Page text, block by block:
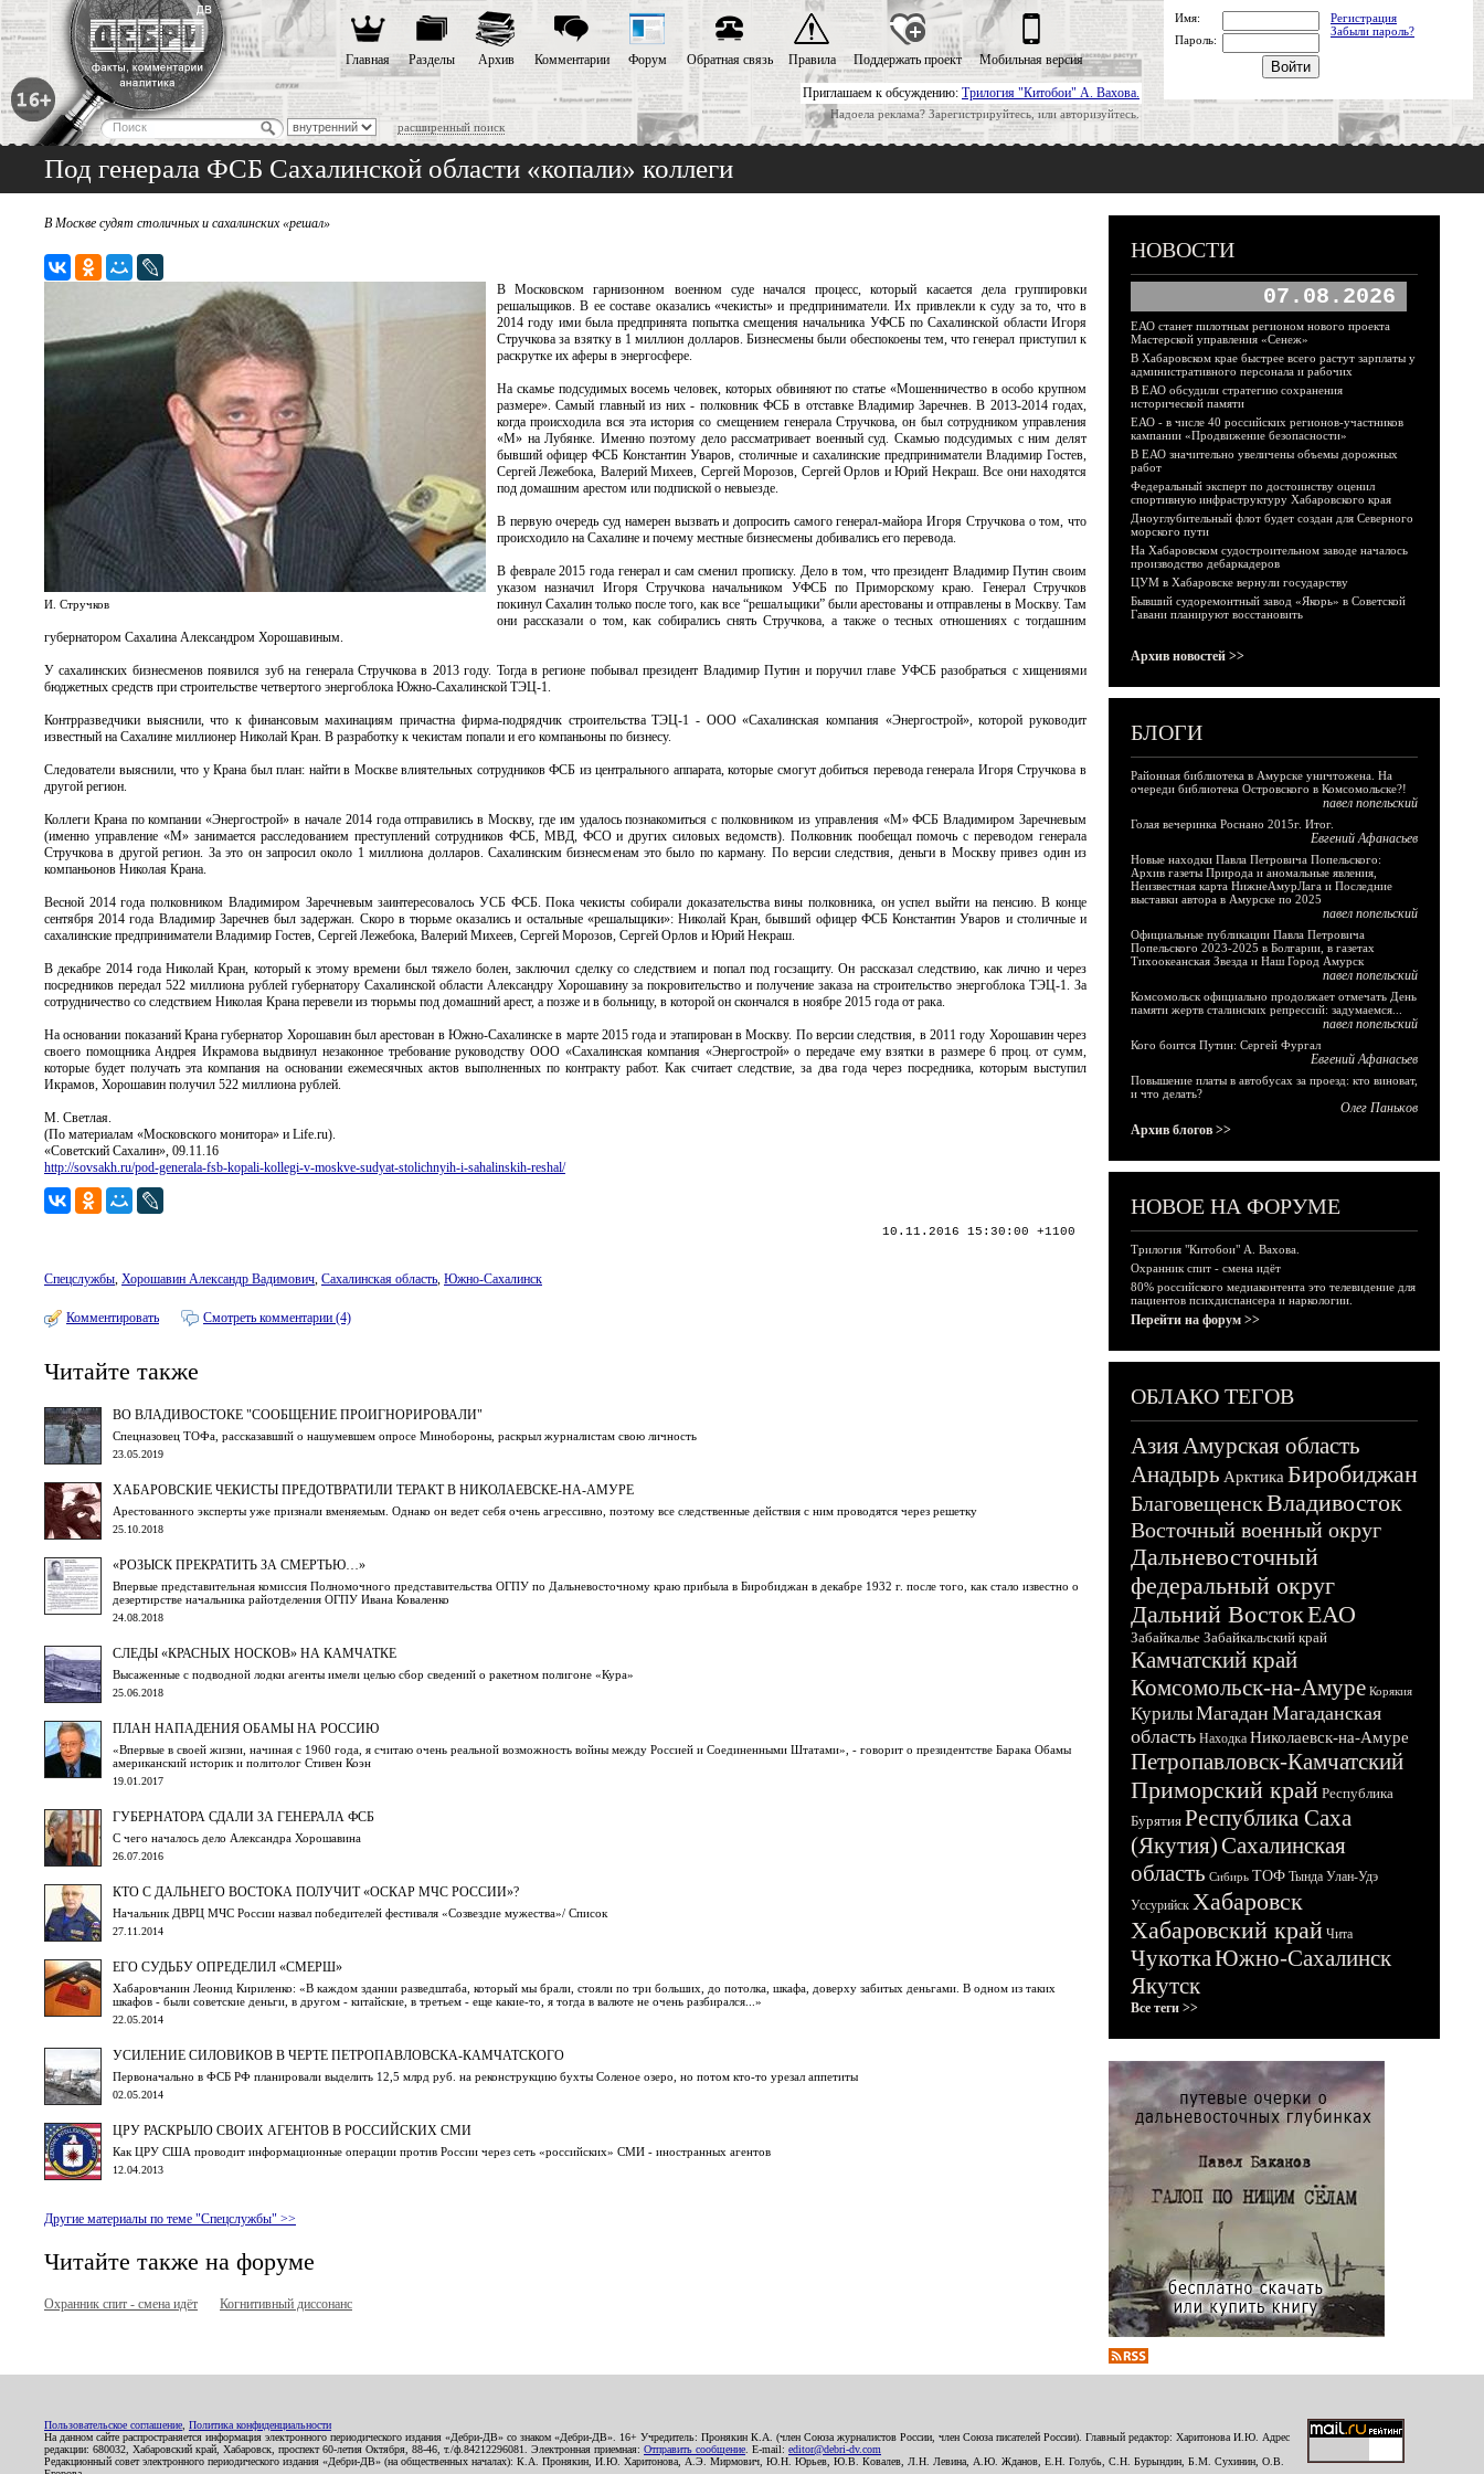
Приглашаем к обсуждению: Трилогия "Китобои" А. Вахова.
Надоела реклама? Зарегистрируйтесь, или авторизуйтесь.
расширенный поиск
Главная Разделы Архив Комментарии Форум Обратная связь Правила Поддержать проект Мобильная версия
Имя:
Регистрация
Забыли пароль?
Пароль:
Под генерала ФСБ Сахалинской области «копали» коллеги
В Москве судят столичных и сахалинских «решал»
И. Стручков
В Московском гарнизонном военном суде начался процесс, который касается дела группировки
решальщиков. В ее составе оказались «чекисты» и предприниматели. Их привлекли к суду за то, что в
2014 году ими была предпринята попытка смещения начальника УФСБ по Сахалинской области Игоря
Стручкова за взятку в 1 миллион долларов. Бизнесмены были обеспокоены тем, что генерал приступил к
раскрутке их аферы в энергосфере.
На скамье подсудимых восемь человек, которых обвиняют по статье «Мошенничество в особо крупном
размере». Самый главный из них - полковник ФСБ в отставке Владимир Заречнев. В 2013-2014 годах,
когда происходила вся эта история со смещением генерала Стручкова, он был сотрудником управления
«М» на Лубянке. Именно поэтому дело рассматривает военный суд. Скамью подсудимых с ним делят
бывший офицер ФСБ Константин Уваров, столичные и сахалинские предприниматели Владимир Гостев,
Сергей Лежебока, Валерий Михеев, Сергей Морозов, Сергей Орлов и Юрий Некраш. Все они находятся
под домашним арестом или подпиской о невыезде.
В первую очередь суд намерен вызвать и допросить самого генерал-майора Игоря Стручкова о том, что
происходило на Сахалине и почему местные бизнесмены добивались его перевода.
В феврале 2015 года генерал и сам сменил прописку. Дело в том, что президент Владимир Путин своим
указом назначил Игоря Стручкова начальником УФСБ по Приморскому краю. Генерал Стручков
покинул Сахалин только после того, как все “решальщики” были арестованы и отправлены в Москву. Там
они рассказали о том, как собирались снять Стручкова, а также о тесных отношениях с тогдашним
губернатором Сахалина Александром Хорошавиным.
У сахалинских бизнесменов появился зуб на генерала Стручкова в 2013 году. Тогда в регионе побывал президент Владимир Путин и поручил главе УФСБ разобраться с хищениями
бюджетных средств при строительстве четвертого энергоблока Южно-Сахалинской ТЭЦ-1.
Контрразведчики выяснили, что к финансовым махинациям причастна фирма-подрядчик строительства ТЭЦ-1 - ООО «Сахалинская компания «Энергострой», которой руководит
известный на Сахалине миллионер Николай Кран. В разработку к чекистам попали и его компаньоны по бизнесу.
Следователи выяснили, что у Крана был план: найти в Москве влиятельных сотрудников ФСБ из центрального аппарата, которые смогут добиться перевода генерала Игоря Стручкова в
другой регион.
Коллеги Крана по компании «Энергострой» в начале 2014 года отправились в Москву, где им удалось познакомиться с полковником из управления «М» ФСБ Владимиром Заречневым
(именно управление «М» занимается расследованием преступлений сотрудников ФСБ, МВД, ФСО и других силовых ведомств). Полковник пообещал помочь с переводом генерала
Стручкова в другой регион. За это он запросил около 1 миллиона долларов. Сахалинским бизнесменам это было по карману. По версии следствия, деньги в Москву привез один из
компаньонов Николая Крана.
Весной 2014 года полковником Владимиром Заречневым заинтересовалось УСБ ФСБ. Пока чекисты собирали доказательства вины полковника, он успел выйти на пенсию. В конце
сентября 2014 года Владимир Заречнев был задержан. Скоро в тюрьме оказались и остальные «решальщики»: Николай Кран, бывший офицер ФСБ Константин Уваров и столичные и
сахалинские предприниматели Владимир Гостев, Сергей Лежебока, Валерий Михеев, Сергей Морозов, Сергей Орлов и Юрий Некраш.
В декабре 2014 года Николай Кран, который к этому времени был тяжело болен, заключил сделку со следствием и попал под госзащиту. Он рассказал следствию, как лично и через
посредников передал 522 миллиона рублей губернатору Сахалинской области Александру Хорошавину за покровительство и получение заказа на строительство энергоблока ТЭЦ-1. За
сотрудничество со следствием Николая Крана перевели из тюрьмы под домашний арест, а позже и в больницу, в которой он скончался в ноябре 2015 года от рака.
На основании показаний Крана губернатор Хорошавин был арестован в Южно-Сахалинске в марте 2015 года и этапирован в Москву. По версии следствия, в 2011 году Хорошавин через
своего помощника Андрея Икрамова выдвинул незаконное требование руководству ООО «Сахалинская компания «Энергострой» о передаче ему взятки в размере 6 проц. от сумм,
которые будет получать эта компания на основании ежемесячных актов выполненных по контракту работ. Как считает следствие, за два года через посредника, которым выступил
Икрамов, Хорошавин получил 522 миллиона рублей.
М. Светлая.
(По материалам «Московского монитора» и Life.ru).
«Советский Сахалин», 09.11.16
http://sovsakh.ru/pod-generala-fsb-kopali-kollegi-v-moskve-sudyat-stolichnyih-i-sahalinskih-reshal/
10.11.2016 15:30:00 +1100
Спецслужбы, Хорошавин Александр Вадимович, Сахалинская область, Южно-Сахалинск
Комментировать Смотреть комментарии (4)
Читайте также
ВО ВЛАДИВОСТОКЕ "СООБЩЕНИЕ ПРОИГНОРИРОВАЛИ"
Спецназовец ТОФа, рассказавший о нашумевшем опросе Минобороны, раскрыл журналистам свою личность
23.05.2019
ХАБАРОВСКИЕ ЧЕКИСТЫ ПРЕДОТВРАТИЛИ ТЕРАКТ В НИКОЛАЕВСКЕ-НА-АМУРЕ
Арестованного эксперты уже признали вменяемым. Однако он ведет себя очень агрессивно, поэтому все следственные действия с ним проводятся через решетку
25.10.2018
«РОЗЫСК ПРЕКРАТИТЬ ЗА СМЕРТЬЮ…»
Впервые представительная комиссия Полномочного представительства ОГПУ по Дальневосточному краю прибыла в Биробиджан в декабре 1932 г. после того, как стало известно о
дезертирстве начальника райотделения ОГПУ Ивана Коваленко
24.08.2018
СЛЕДЫ «КРАСНЫХ НОСКОВ» НА КАМЧАТКЕ
Высаженные с подводной лодки агенты имели целью сбор сведений о ракетном полигоне «Кура»
25.06.2018
ПЛАН НАПАДЕНИЯ ОБАМЫ НА РОССИЮ
«Впервые в своей жизни, начиная с 1960 года, я считаю очень реальной возможность войны между Россией и Соединенными Штатами», - говорит о президентстве Барака Обамы
американский историк и политолог Стивен Коэн
19.01.2017
ГУБЕРНАТОРА СДАЛИ ЗА ГЕНЕРАЛА ФСБ
С чего началось дело Александра Хорошавина
26.07.2016
КТО С ДАЛЬНЕГО ВОСТОКА ПОЛУЧИТ «ОСКАР МЧС РОССИИ»?
Начальник ДВРЦ МЧС России назвал победителей фестиваля «Созвездие мужества»/ Список
27.11.2014
ЕГО СУДЬБУ ОПРЕДЕЛИЛ «СМЕРШ»
Хабаровчанин Леонид Кириленко: «В каждом здании разведштаба, который мы брали, стояли по три больших, до потолка, шкафа, доверху забитых деньгами. В одном из таких
шкафов - были советские деньги, в другом - китайские, в третьем - еще какие-то, я тогда в валюте не очень разбирался...»
22.05.2014
УСИЛЕНИЕ СИЛОВИКОВ В ЧЕРТЕ ПЕТРОПАВЛОВСКА-КАМЧАТСКОГО
Первоначально в ФСБ РФ планировали выделить 12,5 млрд руб. на реконструкцию бухты Соленое озеро, но потом кто-то урезал аппетиты
02.05.2014
ЦРУ РАСКРЫЛО СВОИХ АГЕНТОВ В РОССИЙСКИХ СМИ
Как ЦРУ США проводит информационные операции против России через сеть «российских» СМИ - иностранных агентов
12.04.2013
Другие материалы по теме "Спецслужбы" >>
Читайте также на форуме
Охранник спит - смена идёт Когнитивный диссонанс
НОВОСТИ
07.08.2026
ЕАО станет пилотным регионом нового проекта
Мастерской управления «Сенеж»
В Хабаровском крае быстрее всего растут зарплаты у
административного персонала и рабочих
В ЕАО обсудили стратегию сохранения
исторической памяти
ЕАО - в числе 40 российских регионов-участников
кампании «Продвижение безопасности»
В ЕАО значительно увеличены объемы дорожных
работ
Федеральный эксперт по достоинству оценил
спортивную инфраструктуру Хабаровского края
Дноуглубительный флот будет создан для Северного
морского пути
На Хабаровском судостроительном заводе началось
производство дебаркадеров
ЦУМ в Хабаровске вернули государству
Бывший судоремонтный завод «Якорь» в Советской
Гавани планируют восстановить
Архив новостей >>
БЛОГИ
Районная библиотека в Амурске уничтожена. На
очереди библиотека Островского в Комсомольске?!
павел попельский
Голая вечеринка Роснано 2015г. Итог.
Евгений Афанасьев
Новые находки Павла Петровича Попельского:
Архив газеты Природа и аномальные явления,
Неизвестная карта НижнеАмурЛага и Последние
выставки автора в Амурске по 2025
павел попельский
Официальные публикации Павла Петровича
Попельского 2023-2025 в Болгарии, в газетах
Тихоокеанская Звезда и Наш Город Амурск
павел попельский
Комсомольск официально продолжает отмечать День
памяти жертв сталинских репрессий: задумаемся...
павел попельский
Кого боится Путин: Сергей Фургал
Евгений Афанасьев
Повышение платы в автобусах за проезд: кто виноват,
и что делать?
Олег Паньков
Архив блогов >>
НОВОЕ НА ФОРУМЕ
Трилогия "Китобои" А. Вахова.
Охранник спит - смена идёт
80% российского медиаконтента это телевидение для
пациентов психдиспансера и наркологии.
Перейти на форум >>
ОБЛАКО ТЕГОВ
АзияАмурская область
Анадырь Арктика Биробиджан
БлаговещенскВладивосток
Восточный военный округ
Дальневосточный
федеральный округ
Дальний ВостокЕАО
Забайкалье Забайкальский край
Камчатский край
Комсомольск-на-Амуре Корякия
КурилыМагадан Магаданская
область Находка Николаевск-на-Амуре
Петропавловск-Камчатский
Приморский край Республика
Бурятия Республика Саха
(Якутия)Сахалинская
область Сибирь ТОФ Тында Улан-Удэ
Уссурийск Хабаровск
Хабаровский край Чита
ЧукоткаЮжно-Сахалинск
Якутск
Все теги >>
Пользовательское соглашение Политика конфиденциальности
На данном сайте распространяется информация электронного периодического издания «Дебри-ДВ» со знаком «Дебри-ДВ». 16+ Учредитель: Пронякин К.А. (член Союза журналистов России, член Союза писателей России). Главный редактор: Харитонова И.Ю. Адрес
редакции: 680032, Хабаровский край, Хабаровск, проспект 60-летия Октября, 88-46, т./ф.84212296081. Электронная приемная: Отправить сообщение . E-mail: editor@debri-dv.com
Редакционный совет электронного периодического издания «Дебри-ДВ» (на общественных началах): К.А. Пронякин, И.Ю. Харитонова, А.Э. Мирмович, Ю.Н. Юрьев, Ю.В. Ковалев, Л.Н. Левина, А.Ю. Жданов, Е.Н. Голубь, С.Н. Бурындин, Б.М. Сухинин, О.В.